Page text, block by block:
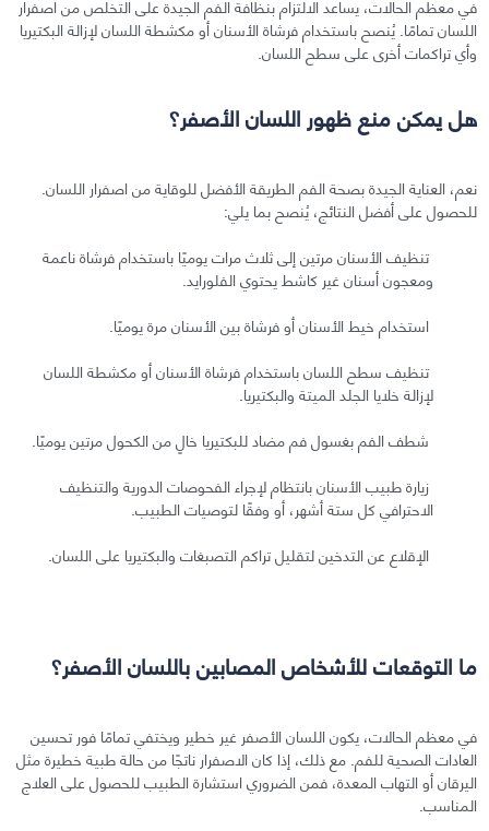
في معظم الحالات، يساعد الالتزام بنظافة الفم الجيدة على التخلص من اصفرار
اللسان تمامًا. يُنصح باستخدام فرشاة الأسنان أو مكشطة اللسان لإزالة البكتيريا
وأي تراكمات أخرى على سطح اللسان.
هل يمكن منع ظهور اللسان الأصفر؟
نعم، العناية الجيدة بصحة الفم الطريقة الأفضل للوقاية من اصفرار اللسان.
للحصول على أفضل النتائج، يُنصح بما يلي:
تنظيف الأسنان مرتين إلى ثلاث مرات يوميًا باستخدام فرشاة ناعمة
ومعجون أسنان غير كاشط يحتوي الفلورايد.
استخدام خيط الأسنان أو فرشاة بين الأسنان مرة يوميًا.
تنظيف سطح اللسان باستخدام فرشاة الأسنان أو مكشطة اللسان
لإزالة خلايا الجلد الميتة والبكتيريا.
شطف الفم بغسول فم مضاد للبكتيريا خالٍ من الكحول مرتين يوميًا.
زيارة طبيب الأسنان بانتظام لإجراء الفحوصات الدورية والتنظيف
الاحترافي كل ستة أشهر، أو وفقًا لتوصيات الطبيب.
الإقلاع عن التدخين لتقليل تراكم التصبغات والبكتيريا على اللسان.
ما التوقعات للأشخاص المصابين باللسان الأصفر؟
في معظم الحالات، يكون اللسان الأصفر غير خطير ويختفي تمامًا فور تحسين
العادات الصحية للفم. مع ذلك، إذا كان الاصفرار ناتجًا من حالة طبية خطيرة مثل
اليرقان أو التهاب المعدة، فمن الضروري استشارة الطبيب للحصول على العلاج
المناسب.